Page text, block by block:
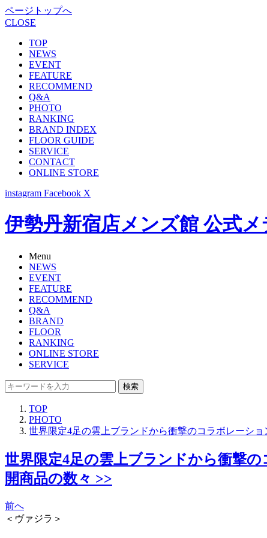
ページトップへ
CLOSE
TOP
NEWS
EVENT
FEATURE
RECOMMEND
Q&A
PHOTO
RANKING
BRAND INDEX
FLOOR GUIDE
SERVICE
CONTACT
ONLINE STORE
instagram Facebook X
伊勢丹新宿店メンズ館 公式
Menu
NEWS
EVENT
FEATURE
RECOMMEND
Q&A
BRAND
FLOOR
RANKING
ONLINE STORE
SERVICE
検索
TOP
PHOTO
世界限定4足の雲上ブランドから衝撃のコラボレーシ
世界限定4足の雲上ブランドから衝撃
開商品の数々 >>
前へ
＜ヴァジラ＞